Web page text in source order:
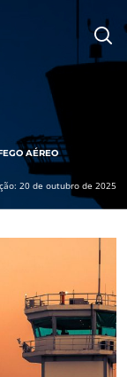
Aberta
AÉREO
20 de outubro de 2025